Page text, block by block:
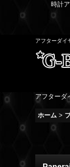
時計
アフターダイ
アフターダ
ホーム >